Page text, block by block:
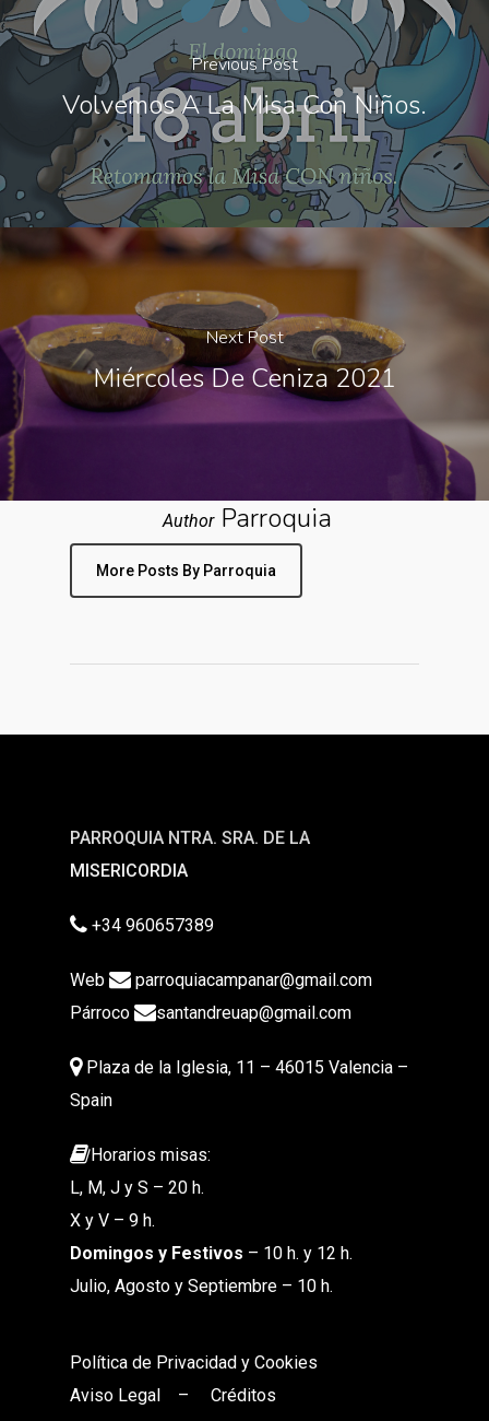
Previous Post
Volvemos A La Misa Con Niños.
Next Post
Miércoles De Ceniza 2021
AuthorParroquia
More Posts By Parroquia
PARROQUIA NTRA. SRA. DE LA
MISERICORDIA
+34 960657389
Web
parroquiacampanar@gmail.com
Párroco
santandreuap@gmail.com
Plaza de la Iglesia, 11 – 46015 Valencia –
Spain
Horarios misas:
L, M, J y S – 20 h.
X y V – 9 h.
Domingos y Festivos – 10 h. y 12 h.
Julio, Agosto y Septiembre – 10 h.
Política de Privacidad y Cookies
Aviso Legal – Créditos